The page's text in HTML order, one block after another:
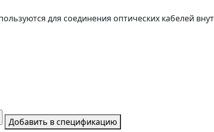
для соединения оптических кабелей
Добавить в спецификацию